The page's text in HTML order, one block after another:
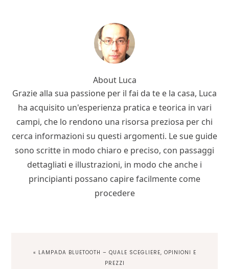
About Luca
Grazie alla sua passione per il fai da te e la casa, Luca
ha acquisito un'esperienza pratica e teorica in vari
campi, che lo rendono una risorsa preziosa per chi
cerca informazioni su questi argomenti. Le sue guide
sono scritte in modo chiaro e preciso, con passaggi
dettagliati e illustrazioni, in modo che anche i
principianti possano capire facilmente come
procedere
PREVIOUS
« LAMPADA BLUETOOTH – QUALE SCEGLIERE, OPINIONI E
PREZZI